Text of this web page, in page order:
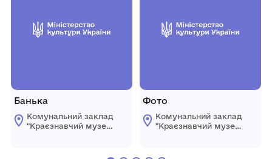
Банька
Комунальний заклад
"Краєзнавчий музей
Фото
Комунальний заклад
"Краєзнавчий музей